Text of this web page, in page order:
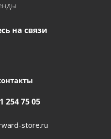
на связи
254 75 05
store.ru